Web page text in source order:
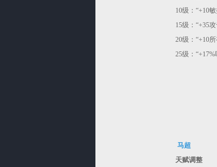
10级：“+10
15级：“+35
20级：“+10
25级：
马超
天赋调整